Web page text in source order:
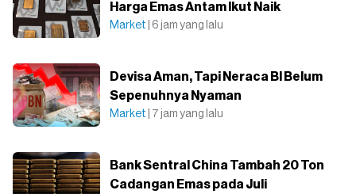
Harga Emas Antam Ikut Naik
Market | 6 jam yang lalu
Devisa Aman, Tapi Neraca BI Belum
Sepenuhnya Nyaman
Market | 7 jam yang lalu
Bank Sentral China Tambah 20 Ton
Cadangan Emas pada Juli